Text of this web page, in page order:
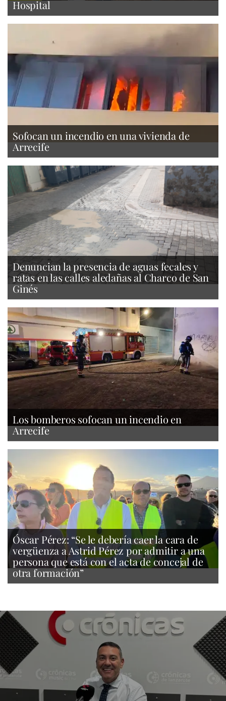
Hospital
Sofocan un incendio en una vivienda de
Arrecife
Denuncian la presencia de aguas fecales y
ratas en las calles aledañas al Charco de San
Ginés
Los bomberos sofocan un incendio en
Arrecife
Óscar Pérez: “Se le debería caer la cara de
vergüenza a Astrid Pérez por admitir a una
persona que está con el acta de concejal de
otra formación”